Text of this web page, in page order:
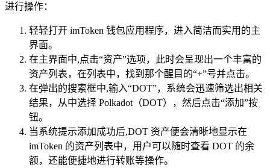
进行操作：
轻轻打开 imToken 钱包应用程序，进入简洁而实用的主
界面。
在主界面中,点击“资产”选项，此时会呈现出一个丰富的
资产列表，在列表中，找到那个醒目的“+”号并点击。
在弹出的搜索框中,输入“DOT”，系统会迅速筛选出相关
结果，从中选择 Polkadot（DOT），然后点击“添加”按
钮。
当系统提示添加成功后,DOT 资产便会清晰地显示在
imToken 的资产列表中，用户可以随时查看 DOT 的余
额，还能便捷地进行转账等操作。